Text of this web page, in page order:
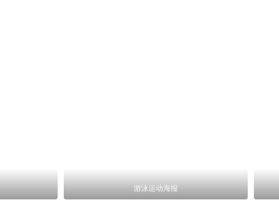
游泳运动海报